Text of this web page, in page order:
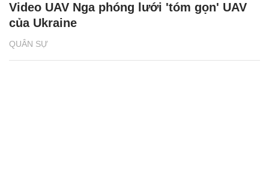
QUÂN SỰ
Video UAV Nga phóng lưới 'tóm gọn' UAV
của Ukraine